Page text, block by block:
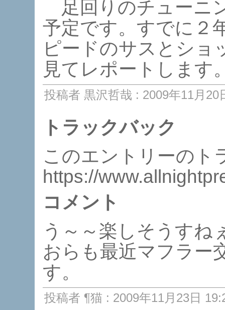
足回りのチューニ
予定です。すでに２
ピードのサスとショ
見てレポートします
投稿者 黒沢哲哉 : 2009年11月20
トラックバック
このエントリーのト
https://
コメント
う～～楽しそうすね
おらも最近マフラー
す。
投稿者 ¶猫 : 2009年11月23日